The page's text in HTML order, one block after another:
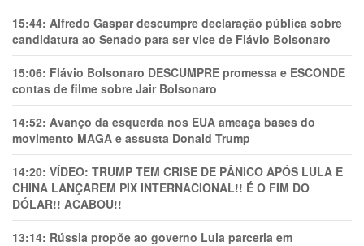
15:44: Alfredo Gaspar descumpre declaração pública sobre
candidatura ao Senado para ser vice de Flávio Bolsonaro
15:06: Flávio Bolsonaro DESCUMPRE promessa e ESCONDE
contas de filme sobre Jair Bolsonaro
14:52: Avanço da esquerda nos EUA ameaça bases do
movimento MAGA e assusta Donald Trump
14:20: VÍDEO: TRUMP TEM CRlSE DE PÂNlCO APÓS LULA E
CHINA LANÇAREM PIX INTERNACIONAL!! É O FIM DO
DÓLAR!! ACABOU!!
13:14: Rússia propõe ao governo Lula parceria em